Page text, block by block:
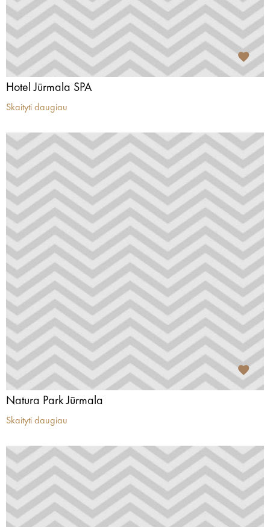
Hotel Jūrmala SPA
Skaityti daugiau
Natura Park Jūrmala
Skaityti daugiau